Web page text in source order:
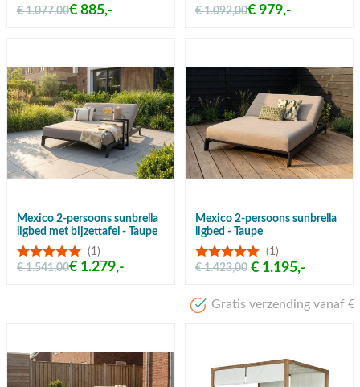
€ 1.077,00€ 885,- € 1.092,00€ 979,-
Mexico 2-persoons sunbrella
ligbed met bijzettafel - Taupe
(1)
€ 1.541,00€ 1.279,-
Mexico 2-persoons sunbrella
ligbed - Taupe
(1)
€ 1.195,-
€ 1.423,00
Gratis verzending vanaf €50,-